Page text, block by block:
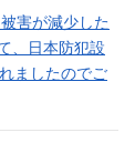
害が減少した
、日本防犯設
ましたのでご